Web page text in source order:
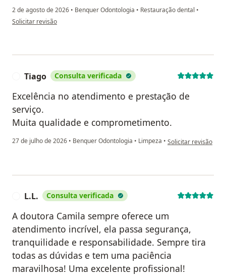
2 de agosto de 2026 • Benquer Odontologia • Restauração dental •
na opinião do utilizador G.N.
Solicitar revisão
Tiago Consulta verificada
Excelência no atendimento e prestação de
serviço.
Muita qualidade e comprometimento.
27 de julho de 2026 • Benquer Odontologia • Limpeza • na opinião do
Solicitar revisão
L.L. Consulta verificada
A doutora Camila sempre oferece um
atendimento incrível, ela passa segurança,
tranquilidade e responsabilidade. Sempre tira
todas as dúvidas e tem uma paciência
maravilhosa! Uma excelente profissional!